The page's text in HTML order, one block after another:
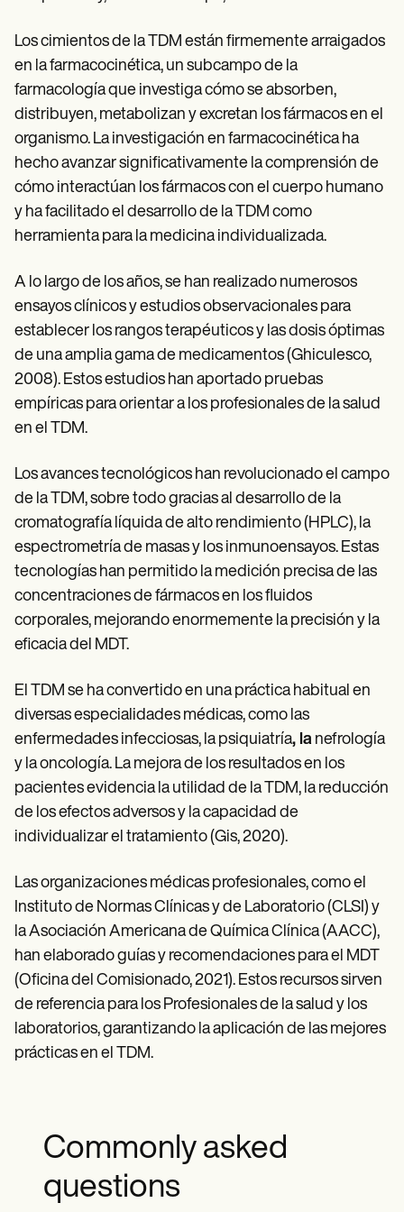
Los cimientos de la TDM están firmemente arraigados
en la farmacocinética, un subcampo de la
farmacología que investiga cómo se absorben,
distribuyen, metabolizan y excretan los fármacos en el
organismo. La investigación en farmacocinética ha
hecho avanzar significativamente la comprensión de
cómo interactúan los fármacos con el cuerpo humano
y ha facilitado el desarrollo de la TDM como
herramienta para la medicina individualizada.
A lo largo de los años, se han realizado numerosos
ensayos clínicos y estudios observacionales para
establecer los rangos terapéuticos y las dosis óptimas
de una amplia gama de medicamentos (Ghiculesco,
2008). Estos estudios han aportado pruebas
empíricas para orientar a los profesionales de la salud
en el TDM.
Los avances tecnológicos han revolucionado el campo
de la TDM, sobre todo gracias al desarrollo de la
cromatografía líquida de alto rendimiento (HPLC), la
espectrometría de masas y los inmunoensayos. Estas
tecnologías han permitido la medición precisa de las
concentraciones de fármacos en los fluidos
corporales, mejorando enormemente la precisión y la
eficacia del MDT.
El TDM se ha convertido en una práctica habitual en
diversas especialidades médicas, como las
enfermedades infecciosas, la psiquiatría, la nefrología
y la oncología. La mejora de los resultados en los
pacientes evidencia la utilidad de la TDM, la reducción
de los efectos adversos y la capacidad de
individualizar el tratamiento (Gis, 2020).
Las organizaciones médicas profesionales, como el
Instituto de Normas Clínicas y de Laboratorio (CLSI) y
la Asociación Americana de Química Clínica (AACC),
han elaborado guías y recomendaciones para el MDT
(Oficina del Comisionado, 2021). Estos recursos sirven
de referencia para los Profesionales de la salud y los
laboratorios, garantizando la aplicación de las mejores
prácticas en el TDM.
Commonly asked
questions